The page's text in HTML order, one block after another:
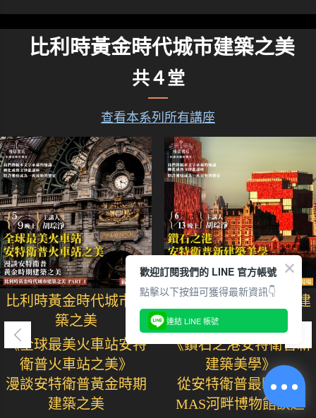
比利時黃金時代城市建築之美
共４堂
查看本系列所有講座
比利時黃金時代城市建
築之美
《全球最美火車站安特
衛普火車站之美》
漫談安特衛普黃金時期
建築之美
比利時黃金時代城市建
《鑽石之港安特衛普新
建築美學》
從安特衛普最時尚的
MAS河畔博物館談起
歡迎訂閱我們的 LINE 官方帳號
點擊以下按鈕可獲得最新資訊👇
連結 LINE 帳號